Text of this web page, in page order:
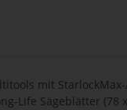
mit
Life Sägeblätter (78